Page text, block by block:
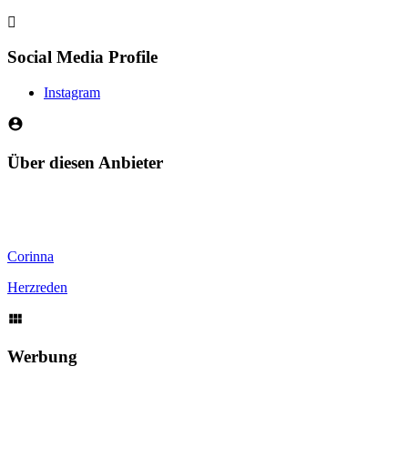
Social Media Profile
Instagram
Über diesen Anbieter
Corinna
Herzreden
Werbung